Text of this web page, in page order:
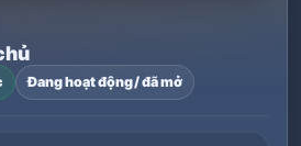
Đang hoạt động / đã mở